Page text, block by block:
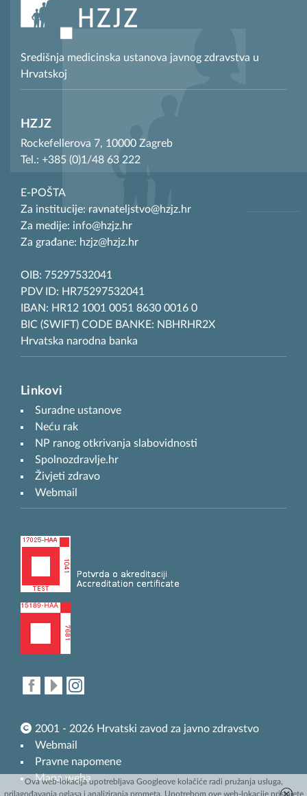
Središnja medicinska ustanova javnog zdravstva u
Hrvatskoj
HZJZ
Rockefellerova 7, 10000 Zagreb
Tel.: +385 (0)1/48 63 222
E-POŠTA
Za institucije: ravnateljstvo@hzjz.hr
Za medije: info@hzjz.hr
Za građane: hzjz@hzjz.hr
OIB: 75297532041
PDV ID: HR75297532041
IBAN: HR12 1001 0051 8630 0016 0
BIC (SWIFT) CODE BANKE: NBHRHR2X
Hrvatska narodna banka
Linkovi
Suradne ustanove
Neću rak
NP ranog otkrivanja slabovidnosti
Spolnozdravlje.hr
Živjeti zdravo
Webmail
2001 - 2026 Hrvatski zavod za javno zdravstvo
Webmail
Pravne napomene
Mapa weba
Ova web-lokacija upotrebljava Googleove kolačiće radi pružanja usluga,
prilagođavanja oglasa i analiziranja prometa. Upotrebom ove web-lokacije pristajete